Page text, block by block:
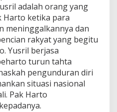
adalah orang yang
Harto ketika para
meninggalkannya dan
rakyat yang begitu
Yusril berjasa
turun tahta
pengunduran diri
situasi nasional
Pak Harto